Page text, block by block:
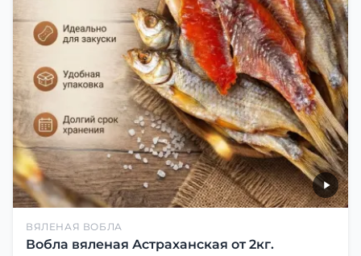
ВЯЛЕНАЯ ВОБЛА
Вобла вяленая Астраханская от 2кг.